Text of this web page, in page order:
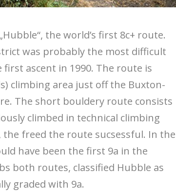
the world’s first 8c+ route.
was probably the most difficult
ascent in 1990. The route is
climbing area just off the Buxton-
The short bouldery route consists
climbed in technical climbing
the freed the route sucsessful. In the
have been the first 9a in the
both routes, classified Hubble as
graded with 9a.